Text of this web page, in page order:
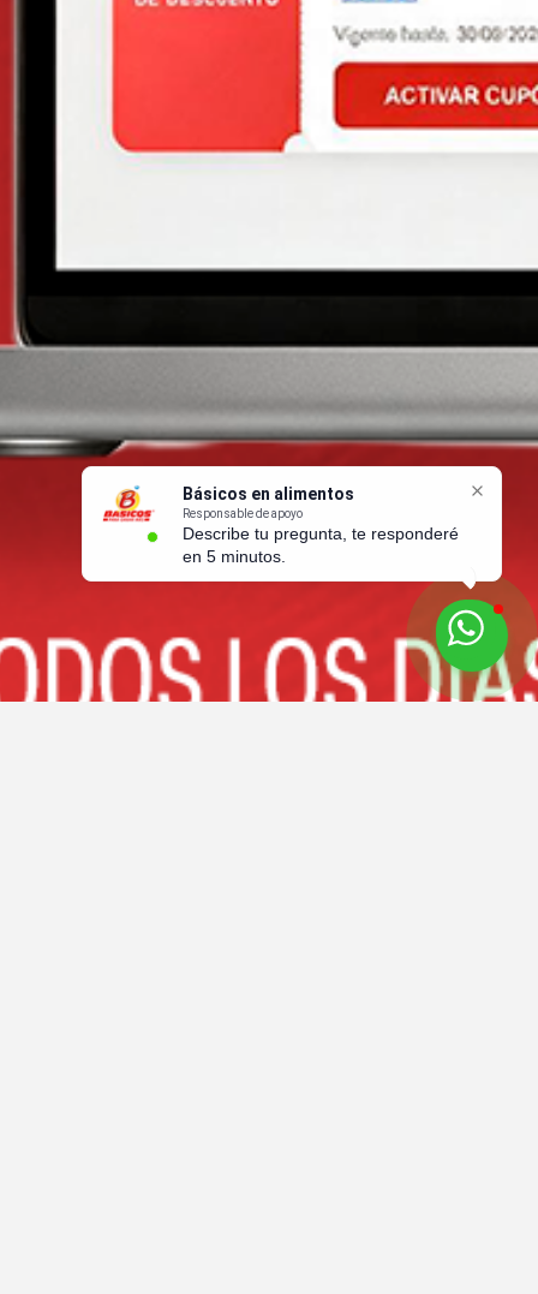
Básicos en alimentos
Responsable de apoyo
Describe tu pregunta, te responderé
en 5 minutos.